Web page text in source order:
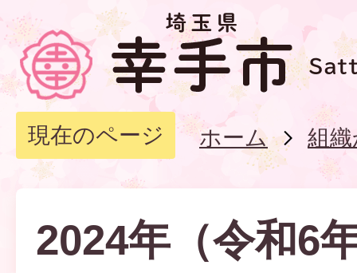
現在のページ ホーム 組
2024年（令和6